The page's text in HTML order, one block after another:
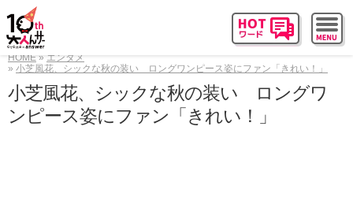
HOME
エンタメ
小芝風花、シックな秋の装い ロングワンピース姿にファン「きれい！」
小芝風花、シックな秋の装い ロングワ
ンピース姿にファン「きれい！」